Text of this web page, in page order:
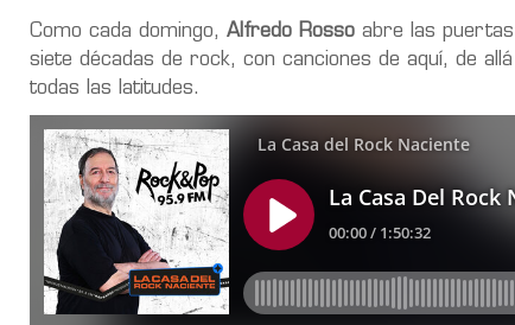
Como cada domingo, Alfredo Rosso abre las
siete décadas de rock, con canciones de aquí, de
todas las latitudes.